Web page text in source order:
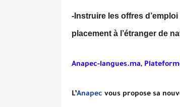
-Instruire les offres
placement à l’étranger de
Anapec-langues.ma,
L’Anapec vous propose sa